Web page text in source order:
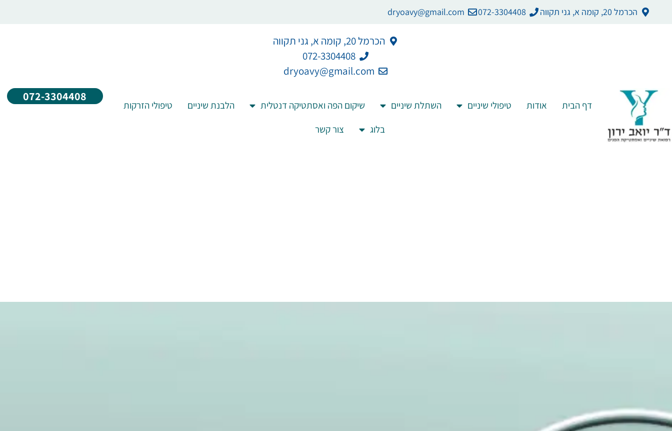
הכרמל 20, קומה א, גני תקווה 072-3304408
dryoavy@gmail.com
הכרמל 20, קומה א, גני תקווה
072-3304408
dryoavy@gmail.com
דף הבית אודות טיפולי שיניים השתלת שיניים שיקום הפה ואסתטיקה דנטלית הלבנת שיניים
טיפולי הזרקות
בלוג
צור קשר
072-3304408